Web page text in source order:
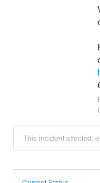
This incident affected: